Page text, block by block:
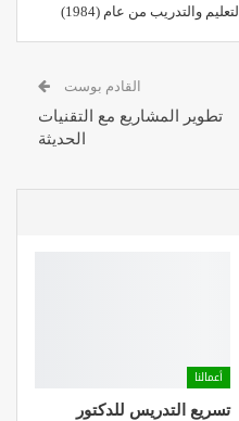
والتدريب من عام (1984)
القادم بوست
تطوير المشاريع مع التقنيات
الحديثة
أعمالنا
تسريع التدريس للدكتور